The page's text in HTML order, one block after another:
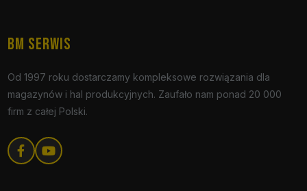
BM SERWIS
Od 1997 roku dostarczamy kompleksowe rozwiązania dla
magazynów i hal produkcyjnych. Zaufało nam ponad 20 000
firm z całej Polski.